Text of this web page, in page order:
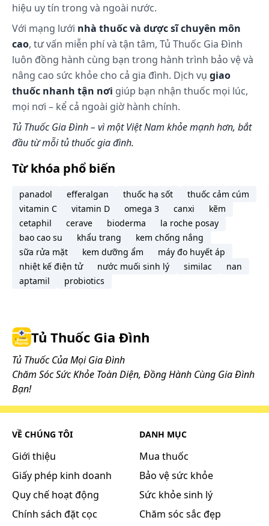
hiệu uy tín trong và ngoài nước.
Với mạng lưới nhà thuốc và dược sĩ chuyên môn
cao, tư vấn miễn phí và tận tâm, Tủ Thuốc Gia Đình
luôn đồng hành cùng bạn trong hành trình bảo vệ và
nâng cao sức khỏe cho cả gia đình. Dịch vụ giao
thuốc nhanh tận nơi giúp bạn nhận thuốc mọi lúc,
mọi nơi – kể cả ngoài giờ hành chính.
Tủ Thuốc Gia Đình – vì một Việt Nam khỏe mạnh hơn, bắt
đầu từ mỗi tủ thuốc gia đình.
Từ khóa phổ biến
panadol efferalgan thuốc hạ sốt
thuốc cảm cúm
vitamin C
vitamin D omega 3 canxi
kẽm
cetaphil
cerave bioderma
la roche posay
bao cao su
khẩu trang
kem chống nắng
sữa rửa mặt
kem dưỡng ẩm
máy đo huyết áp
nhiệt kế điện tử
nước muối sinh lý similac
nan
aptamil
probiotics
Tủ Thuốc Gia Đình
Tủ Thuốc Của Mọi Gia Đình
Chăm Sóc Sức Khỏe Toàn Diện, Đồng Hành Cùng Gia Đình
Bạn!
VỀ CHÚNG TÔI
Giới thiệu
Giấy phép kinh doanh
Quy chế hoạt động
Chính sách đặt cọc
DANH MỤC
Mua thuốc
Bảo vệ sức khỏe
Sức khỏe sinh lý
Chăm sóc sắc đẹp